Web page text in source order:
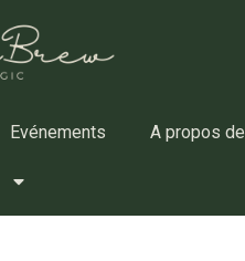
Evénements A propos de